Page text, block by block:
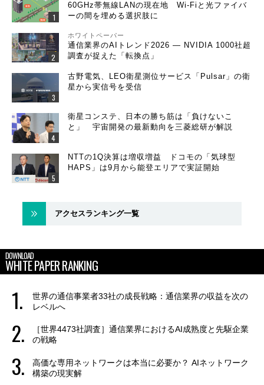
60GHz帯無線LANの現在地 Wi-Fiと光ファイバ
ーの間を埋める選択肢に
ホワイトペーパー
通信業界のAIトレンド2026 ― NVIDIA 1000社超
調査が捉えた「転換点」
古野電気、LEO衛星測位サービス「Pulsar」の衛
星から実信号を受信
衛星コンステ、日本の勝ち筋は「負けないこ
と」 宇宙開発の最新動向を三菱総研が解説
NTTの1Q決算は増収増益 ドコモの「気球型
HAPS」は9月から能登エリアで実証開始
アクセスランキング一覧
DOWNLOAD
WHITE PAPER RANKING
世界の通信事業者33社の成長戦略：通信業界の収益を次の
レベルへ
［世界4473社調査］通信業界におけるAI成熟度と先駆企業
の戦略
高価な専用ネットワークは本当に必要か？ AIネットワーク
構築の現実解